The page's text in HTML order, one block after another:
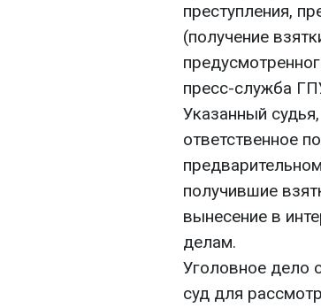
преступления,
(получение
пресс-служба
Указанный
ответственное
получившие
вынесение в
делам.
Уголовное дело
суд для